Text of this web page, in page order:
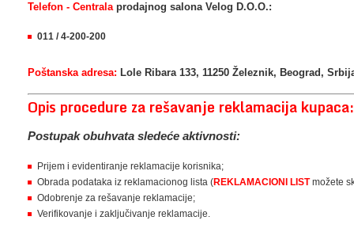
Telefon - Centralaprodajnog salona Velog D.O.O.:
011 / 4-200-200
Poštanska adresa: Lole Ribara 133, 11250 Železnik, Beograd,
Opis procedure za rešavanje reklamacija kupaca:
Postupak obuhvata sledeće aktivnosti:
Prijem i evidentiranje reklamacije korisnika;
Obrada podataka iz reklamacionog lista (REKLAMACIONI LISTmožete
Odobrenje za rešavanje reklamacije;
Verifikovanje i zaključivanje reklamacije.